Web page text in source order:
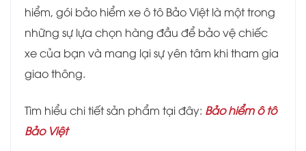
hiểm, gói bảo hiểm xe ô tô Bảo Việt là một trong
những sự lựa chọn hàng đầu để bảo vệ chiếc
xe của bạn và mang lại sự yên tâm khi tham gia
giao thông.
Tìm hiểu chi tiết sản phẩm tại đây: Bảo hiểm ô tô
Bảo Việt